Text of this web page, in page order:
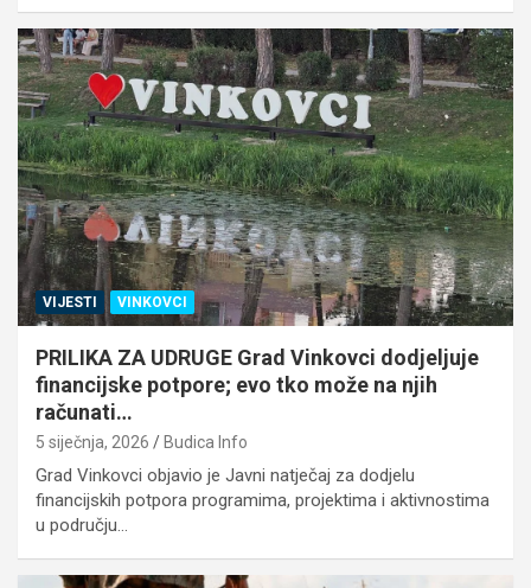
VIJESTI VINKOVCI
PRILIKA ZA UDRUGE Grad Vinkovci dodjeljuje
financijske potpore; evo tko može na njih
računati…
5 siječnja, 2026 Budica Info
Grad Vinkovci objavio je Javni natječaj za dodjelu
financijskih potpora programima, projektima i aktivnostima
u području…